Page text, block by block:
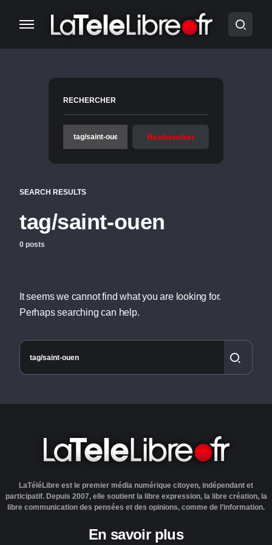
SEARCH RESULTS
tag/saint-ouen
0 posts
It seems we cannot find what you are looking for.
Perhaps searching can help.
RECHERCHER
Rechercher
LaTéléLibre est le premier média numérique citoyen, indépendant et
participatif. Depuis 2007, elle soutient la libre expression, la libre création, la
libre communication des pensées et des opinions, comme de l’information.
En savoir plus